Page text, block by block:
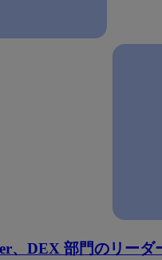
、DEX 部門のリーダ